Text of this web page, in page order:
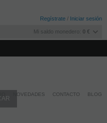
Regístrate / Iniciar sesión
Mi saldo monedero: 0 €
NOVEDADES CONTACTO BLOG